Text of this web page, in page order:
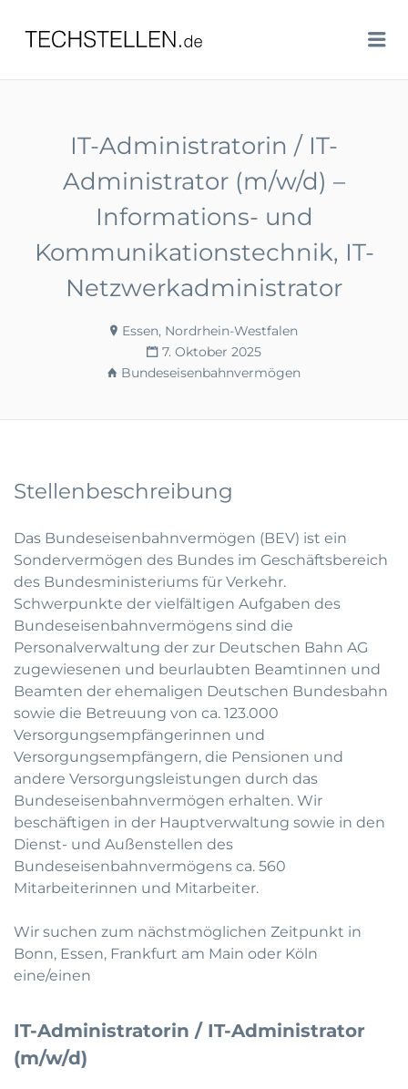
TECHSTELLEN.DE
IT-Administratorin / IT-
Administrator (m/w/d) –
Informations- und
Kommunikationstechnik, IT-
Netzwerkadministrator
Essen, Nordrhein-Westfalen
7. Oktober 2025
Bundeseisenbahnvermögen
Stellenbeschreibung
Das Bundeseisenbahnvermögen (BEV) ist ein
Sondervermögen des Bundes im Geschäftsbereich
des Bundesministeriums für Verkehr.
Schwerpunkte der vielfältigen Aufgaben des
Bundeseisenbahnvermögens sind die
Personalverwaltung der zur Deutschen Bahn AG
zugewiesenen und beurlaubten Beamtinnen und
Beamten der ehemaligen Deutschen Bundesbahn
sowie die Betreuung von ca. 123.000
Versorgungsempfängerinnen und
Versorgungsempfängern, die Pensionen und
andere Versorgungsleistungen durch das
Bundeseisenbahnvermögen erhalten. Wir
beschäftigen in der Hauptverwaltung sowie in den
Dienst- und Außenstellen des
Bundeseisenbahnvermögens ca. 560
Mitarbeiterinnen und Mitarbeiter.
Wir suchen zum nächstmöglichen Zeitpunkt in
Bonn, Essen, Frankfurt am Main oder Köln
eine/einen
IT-Administratorin / IT-Administrator
(m/w/d)